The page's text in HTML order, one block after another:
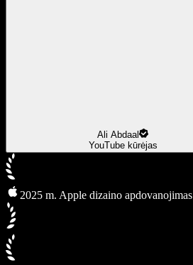
Ali Abdaal
YouTube kūrėjas
2025 m. Apple dizaino apdovanojimas